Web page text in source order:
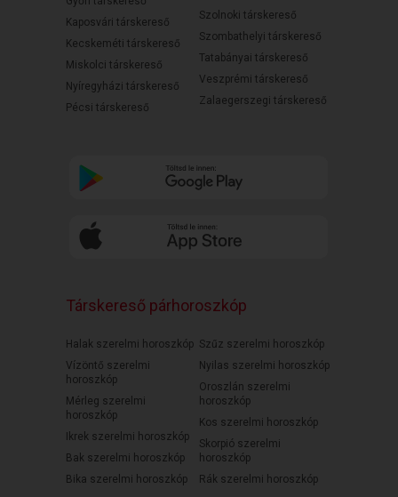
Kaposvári társkereső
Kecskeméti társkereső
Miskolci társkereső
Nyíregyházi társkereső
Pécsi társkereső
Szolnoki társkereső
Szombathelyi társkereső
Tatabányai társkereső
Veszprémi társkereső
Zalaegerszegi társkereső
Társkereső párhoroszkóp
Halak szerelmi horoszkóp
Vízöntő szerelmi
horoszkóp
Mérleg szerelmi
horoszkóp
Ikrek szerelmi horoszkóp
Bak szerelmi horoszkóp
Bika szerelmi horoszkóp
Szűz szerelmi horoszkóp
Nyilas szerelmi horoszkóp
Oroszlán szerelmi
horoszkóp
Kos szerelmi horoszkóp
Skorpió szerelmi
horoszkóp
Rák szerelmi horoszkóp